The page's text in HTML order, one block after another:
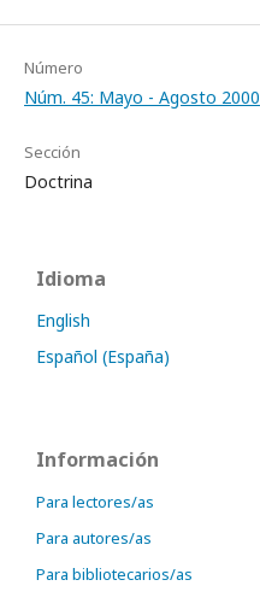
Número
Núm. 45: Mayo - Agosto 2000
Sección
Doctrina
Idioma
English
Español (España)
Información
Para lectores/as
Para autores/as
Para bibliotecarios/as